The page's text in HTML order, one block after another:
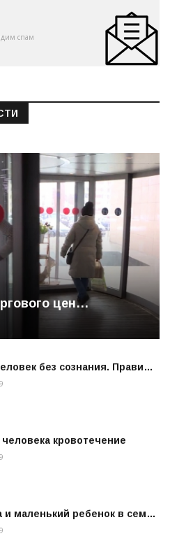
спам
цен…
без сознания. Прави…
человека кровотечение
и маленький ребенок в сем…